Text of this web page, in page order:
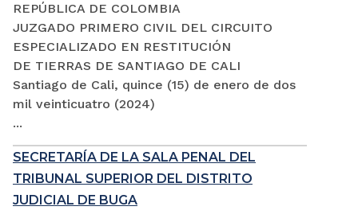
REPÚBLICA DE COLOMBIA
JUZGADO PRIMERO CIVIL DEL CIRCUITO
ESPECIALIZADO EN RESTITUCIÓN
DE TIERRAS DE SANTIAGO DE CALI
Santiago de Cali, quince (15) de enero de dos
mil veinticuatro (2024)
...
SECRETARÍA DE LA SALA PENAL DEL
TRIBUNAL SUPERIOR DEL DISTRITO
JUDICIAL DE BUGA